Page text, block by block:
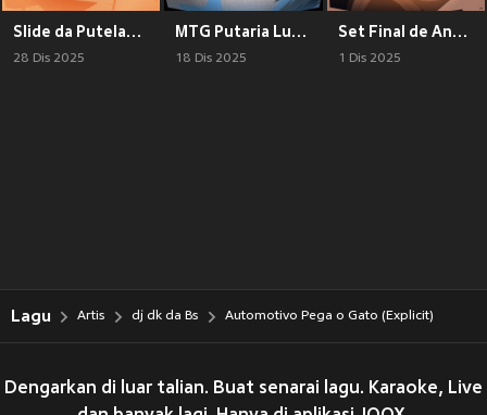
Slide da Putelancia (Explicit)
28 Dis 2025
MTG Putaria Lunar (Explicit)
18 Dis 2025
Set Final de Ano (Explicit)
1 Dis 2025
Lagu Artis dj dk da Bs Automotivo Pega o Gato (Explicit)
Dengarkan di luar talian. Buat senarai lagu. Karaoke, Live